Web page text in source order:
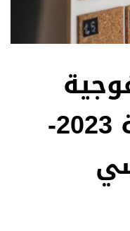
للسنة الجامعية 2023-